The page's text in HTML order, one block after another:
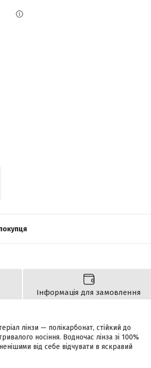
Інформація для замовлення
лінзи — полікарбонат, стійкий до
носіння. Водночас лінза зі 100%
від себе відчувати в яскравий